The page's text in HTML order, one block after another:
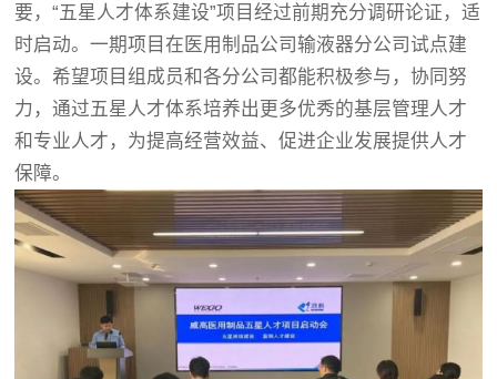
要，“五星人才体系建设”项目经过前期充分调研论证，适
时启动。一期项目在医用制品公司输液器分公司试点建
设。希望项目组成员和各分公司都能积极参与，协同努
力，通过五星人才体系培养出更多优秀的基层管理人才
和专业人才，为提高经营效益、促进企业发展提供人才
保障。